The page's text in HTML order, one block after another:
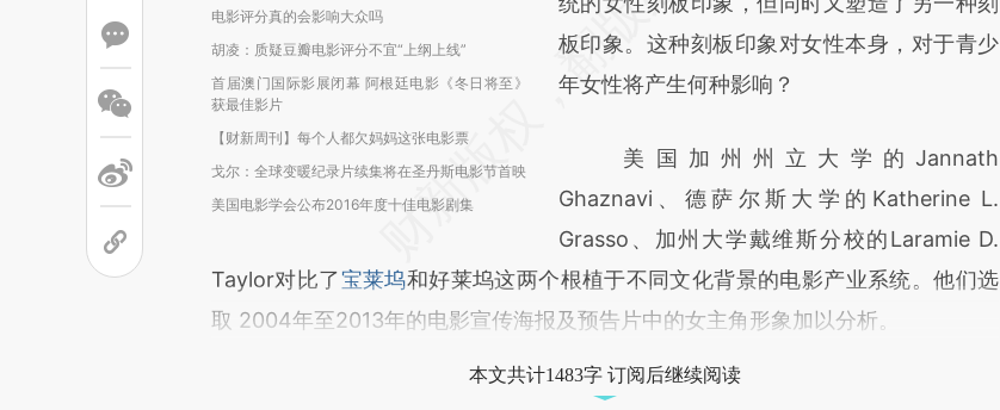
电影评分真的会影响大众吗
胡凌：质疑豆瓣电影评分不宜“上纲上线”
首届澳门国际影展闭幕 阿根廷电影《冬日将至》
获最佳影片
【财新周刊】每个人都欠妈妈这张电影票
戈尔：全球变暖纪录片续集将在圣丹斯电影节首映
美国电影学会公布2016年度十佳电影剧集
板印象。这种刻板印象对女性本身，对于青少
年女性将产生何种影响？
美国加州州立大学的Jannath
Ghaznavi、德萨尔斯大学的Katherine L.
Grasso、加州大学戴维斯分校的Laramie D.
Taylor对比了宝莱坞和好莱坞这两个根植于不同文化背景的电影产业系统。他们选
取 2004年至2013年的电影宣传海报及预告片中的女主角形象加以分析。
本文共计1483字 订阅后继续阅读